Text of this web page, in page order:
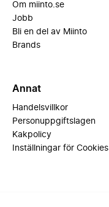
Om miinto.se
Jobb
Bli en del av Miinto
Brands
Annat
Handelsvillkor
Personuppgiftslagen
Kakpolicy
Inställningar för Cookies